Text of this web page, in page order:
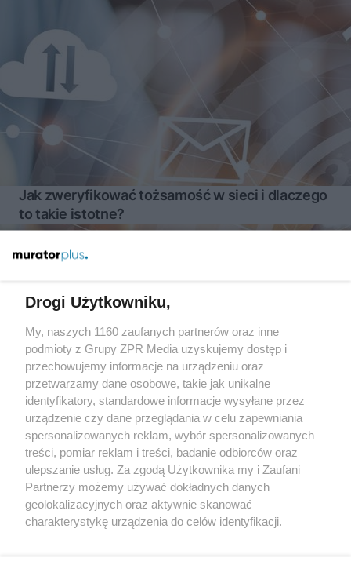
Jak zweryfikować tożsamość w sieci i dlaczego
to takie istotne?
Żaden utwór zamieszczony w serwisie nie może być powielany i
rozpowszechniany lub dalej rozpowszechniany w jakikolwiek
sposób (w tym także elektroniczny lub mechaniczny) na
jakimkolwiek polu eksploatacji w jakiejkolwiek formie, włącznie z
umieszczaniem w Internecie bez pisemnej zgody właściciela praw.
Jakiekolwiek użycie lub wykorzystanie utworów w całości lub w
części z naruszeniem prawa, tzn. bez właściwej zgody, jest
zabronione pod groźbą kary i może być ścigane prawnie.
Drogi Użytkowniku,
My, naszych 1160 zaufanych partnerów oraz inne
podmioty z Grupy ZPR Media uzyskujemy dostęp i
przechowujemy informacje na urządzeniu oraz
przetwarzamy dane osobowe, takie jak unikalne
identyfikatory, standardowe informacje wysyłane przez
urządzenie czy dane przeglądania w celu zapewniania
spersonalizowanych reklam, wybór spersonalizowanych
treści, pomiar reklam i treści, badanie odbiorców oraz
ulepszanie usług. Za zgodą Użytkownika my i Zaufani
Partnerzy możemy używać dokładnych danych
geolokalizacyjnych oraz aktywnie skanować
charakterystykę urządzenia do celów identyfikacji.